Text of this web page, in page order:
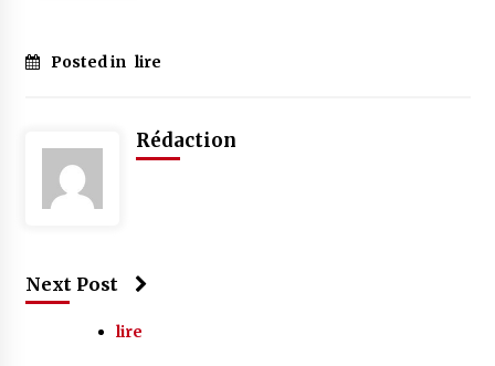
Posted in lire
Rédaction
Next Post
lire